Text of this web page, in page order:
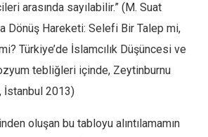
arasında sayılabilir.” (M. Suat
Dönüş Hareketi: Selefi Bir Talep mi,
Türkiye’de İslamcılık Düşüncesi ve
tebliğleri içinde, Zeytinburnu
İstanbul 2013)
oluşan bu tabloyu alıntılamamın